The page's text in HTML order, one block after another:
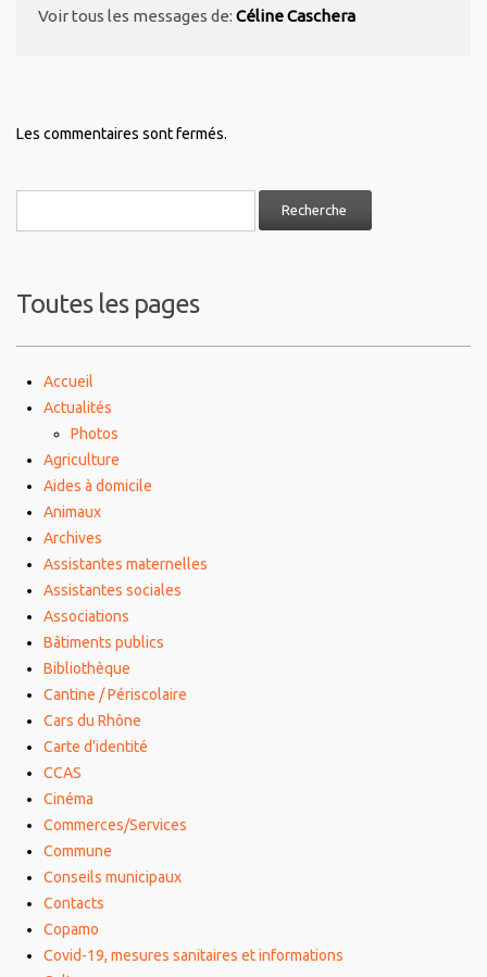
Voir tous les messages de: Céline Caschera
Les commentaires sont fermés.
Toutes les pages
Accueil
Actualités
Photos
Agriculture
Aides à domicile
Animaux
Archives
Assistantes maternelles
Assistantes sociales
Associations
Bâtiments publics
Bibliothèque
Cantine / Périscolaire
Cars du Rhône
Carte d’identité
CCAS
Cinéma
Commerces/Services
Commune
Conseils municipaux
Contacts
Copamo
Covid-19, mesures sanitaires et informations